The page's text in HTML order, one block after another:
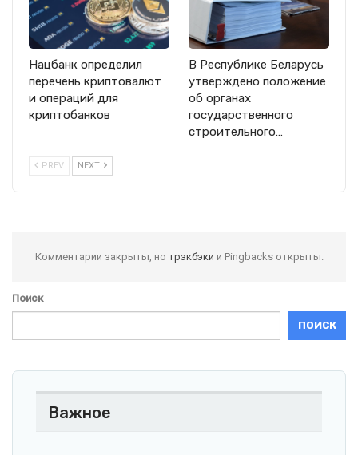
Нацбанк определил
перечень криптовалют
и операций для
криптобанков
В Республике Беларусь
утверждено положение
об органах
государственного
строительного…
PREV NEXT
Комментарии закрыты, но трэкбэки и Pingbacks открыты.
Поиск
ПОИСК
Важное